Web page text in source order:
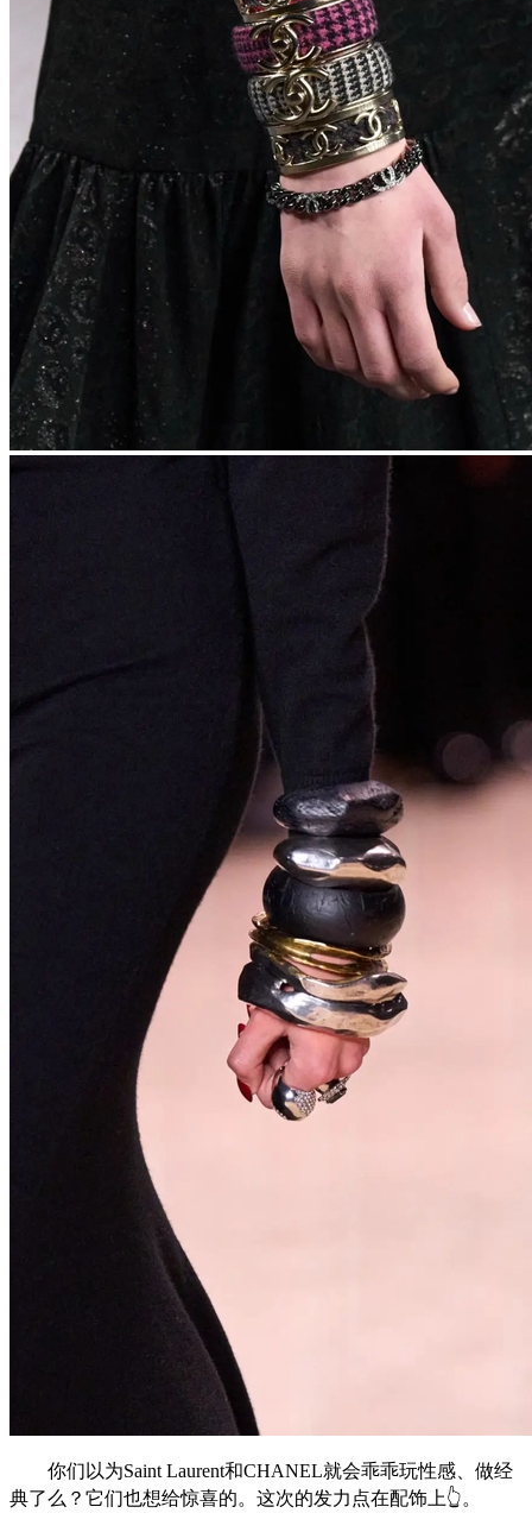
你们以为Saint Laurent和CHANEL就会乖乖玩性感、做经
典了么？它们也想给惊喜的。这次的发力点在配饰上👆。